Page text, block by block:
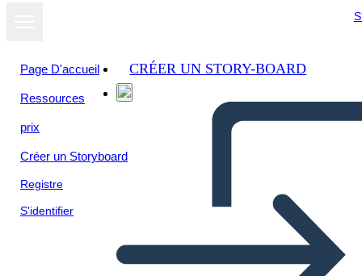
Page D'accueil
Ressources
prix
Créer un Storyboard
Registre
S'identifier
CRÉER UN STORY-BOARD